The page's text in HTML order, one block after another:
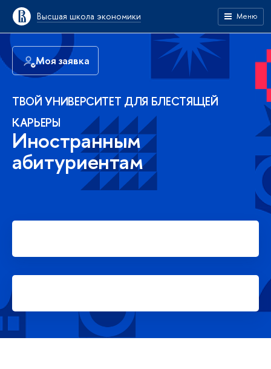
Высшая школа экономики Меню
Моя заявка
ТВОЙ УНИВЕРСИТЕТ ДЛЯ БЛЕСТЯЩЕЙ
КАРЬЕРЫ
Иностранным
абитуриентам